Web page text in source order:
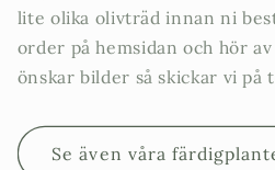
lite olika olivträd innan ni
order på hemsidan och hör
önskar bilder så skickar vi
Se även våra